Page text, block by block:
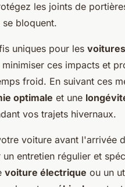
les joints de
bloquent.
uniques pour les
ces impacts et
froid. En suivant ces
optimale et une
vos trajets hivernaux.
voiture avant l'arrivée
entretien régulier et
voiture électrique ou un